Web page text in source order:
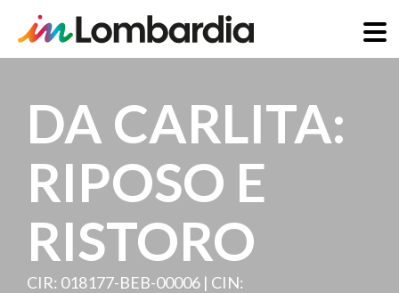
DA CARLITA:
RIPOSO E
RISTORO
CIR: 018177-BEB-00006 | CIN: